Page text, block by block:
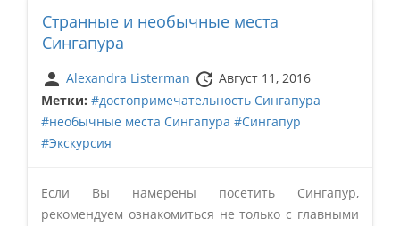
Странные и необычные места
Сингапура
person Alexandra Listerman update Август 11, 2016
Метки: #достопримечательность Сингапура
#необычные места Сингапура #Сингапур
#Экскурсия
Если Вы намерены посетить Сингапур,
рекомендуем ознакомиться не только с главными